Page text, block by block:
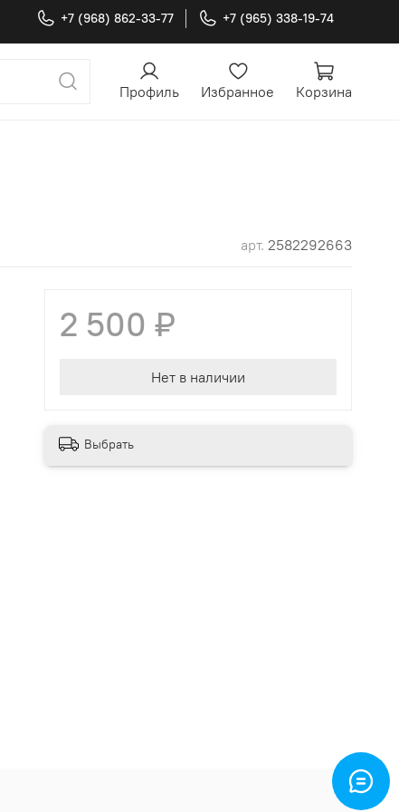
+7 (968) 862-33-77 +7 (965) 338-19-74
Профиль Избранное Корзина
арт. 2582292663
2 500 ₽
Нет в наличии
Выбрать